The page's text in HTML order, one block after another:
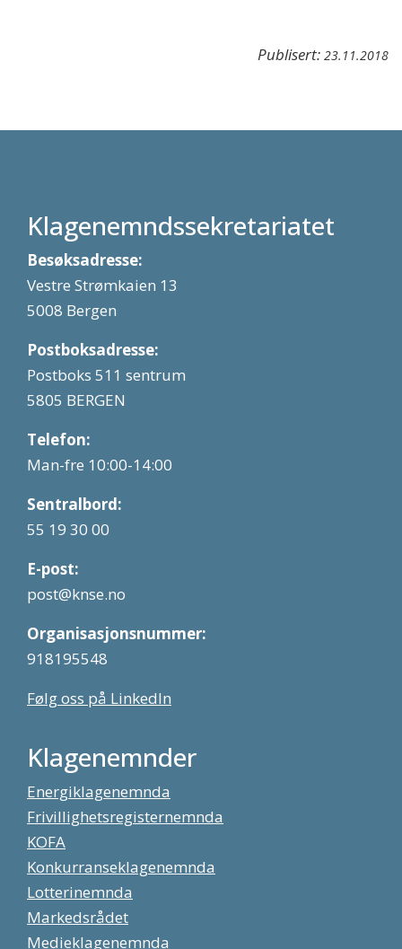
Publisert: 23.11.2018
Klagenemndssekretariatet
Besøksadresse:
Vestre Strømkaien 13
5008 Bergen
Postboksadresse:
Postboks 511 sentrum
5805 BERGEN
Telefon:
Man-fre 10:00-14:00
Sentralbord:
55 19 30 00
E-post:
post@knse.no
Organisasjonsnummer:
918195548
Følg oss på LinkedIn
Klagenemnder
Energiklagenemnda
Frivillighetsregisternemnda
KOFA
Konkurranseklagenemnda
Lotterinemnda
Markedsrådet
Medieklagenemnda